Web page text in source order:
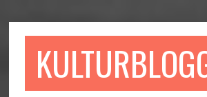
till
till
sidofältet
till